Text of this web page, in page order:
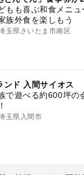
もも喜ぶ和食メニ
族外食を楽しもう
玉県さいたま市南区
ンド 入間サイオス
で遊べる約600坪の
玉県入間市